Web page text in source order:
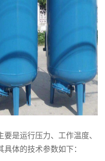
是运行压力、工作温度、
体的技术参数如下：